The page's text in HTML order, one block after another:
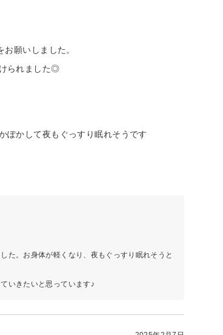
願いしました。
られました◎
ぽかして夜もぐっすり眠れそうです
た。お身体が軽くなり、夜もぐっすり眠れそうと
いきたいと思っています♪